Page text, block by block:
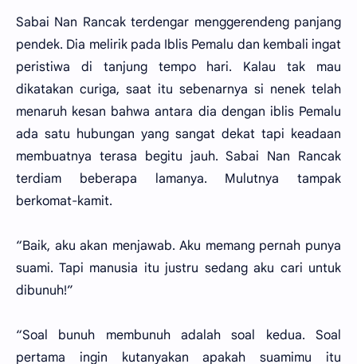
Sabai Nan Rancak terdengar menggerendeng panjang
pendek. Dia melirik pada Iblis Pemalu dan kembali ingat
peristiwa di tanjung tempo hari. Kalau tak mau
dikatakan curiga, saat itu sebenarnya si nenek telah
menaruh kesan bahwa antara dia dengan iblis Pemalu
ada satu hubungan yang sangat dekat tapi keadaan
membuatnya terasa begitu jauh. Sabai Nan Rancak
terdiam beberapa lamanya. Mulutnya tampak
berkomat-kamit.
“Baik, aku akan menjawab. Aku memang pernah punya
suami. Tapi manusia itu justru sedang aku cari untuk
dibunuh!”
“Soal bunuh membunuh adalah soal kedua. Soal
pertama ingin kutanyakan apakah suamimu itu